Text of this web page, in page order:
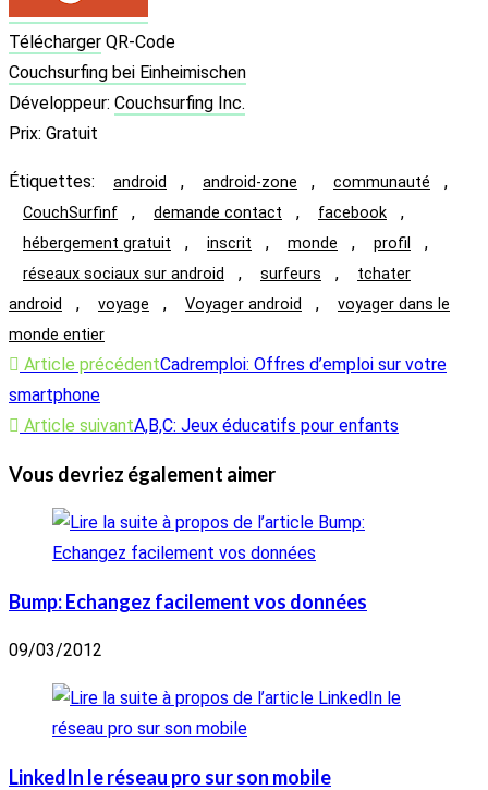
Télécharger QR-Code
Couchsurfing bei Einheimischen
Développeur: Couchsurfing Inc.
Prix: Gratuit
Étiquettes: android , android-zone , communauté ,
CouchSurfinf , demande contact , facebook ,
hébergement gratuit , inscrit , monde , profil ,
réseaux sociaux sur android , surfeurs ,
tchater
android
, voyage , Voyager android ,
voyager dans le
monde entier
Read
more
articles
Article précédentCadremploi: Offres d’emploi sur votre
smartphone
Article suivantA,B,C: Jeux éducatifs pour enfants
Vous devriez également aimer
Bump: Echangez facilement vos données
09/03/2012
LinkedIn le réseau pro sur son mobile